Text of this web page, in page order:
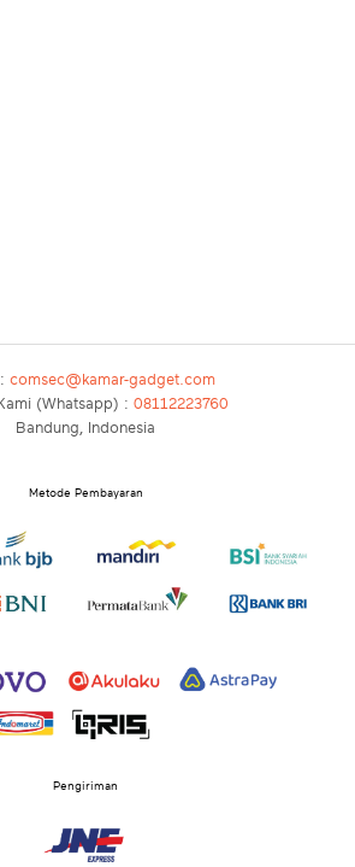
comsec@kamar-gadget.com
(Whatsapp) : 08112223760
Bandung, Indonesia
Metode Pembayaran
Pengiriman